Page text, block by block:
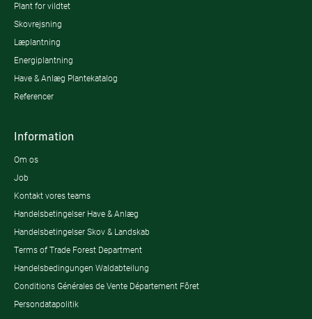
Plant for vildtet
Skovrejsning
Læplantning
Energiplantning
Have & Anlæg Plantekatalog
Referencer
Information
Om os
Job
Kontakt vores teams
Handelsbetingelser Have & Anlæg
Handelsbetingelser Skov & Landskab
Terms of Trade Forest Department
Handelsbedingungen Waldabteilung
Conditions Générales de Vente Département Fôret
Persondatapolitik